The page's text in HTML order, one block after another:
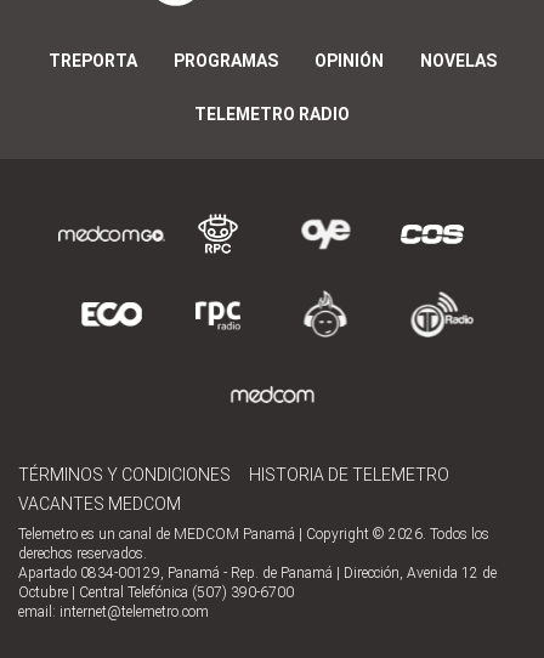
TREPORTA PROGRAMAS OPINIÓN NOVELAS
TELEMETRO RADIO
TÉRMINOS Y CONDICIONES
HISTORIA DE TELEMETRO
VACANTES MEDCOM
Telemetro es un canal de MEDCOM Panamá | Copyright © 2026. Todos los
derechos reservados.
Apartado 0834-00129, Panamá - Rep. de Panamá | Dirección, Avenida 12 de
Octubre | Central Telefónica (507) 390-6700
email: internet@telemetro.com